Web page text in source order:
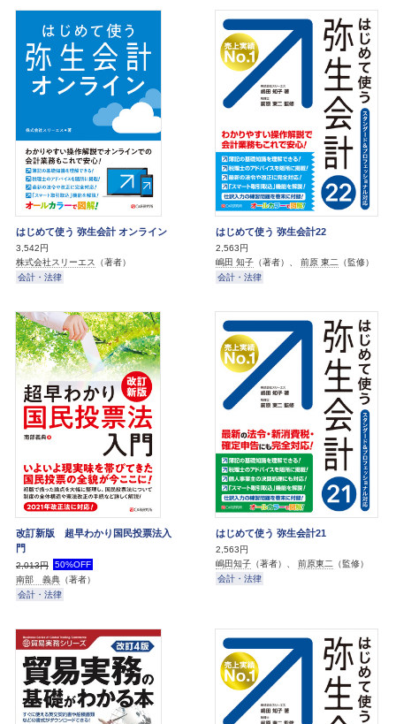
はじめて使う 弥生会計 オンライン
3,542円
株式会社スリーエス
（著者）
会計・法律
はじめて使う 弥生会計22
2,563円
嶋田 知子 （著者）、 前原 東二 （監修）
会計・法律
改訂新版 超早わかり国民投票法入
門
2,013円
50%OFF
南部 義典 （著者）
会計・法律
はじめて使う 弥生会計21
2,563円
嶋田知子 （著者）、 前原東二 （監修）
会計・法律